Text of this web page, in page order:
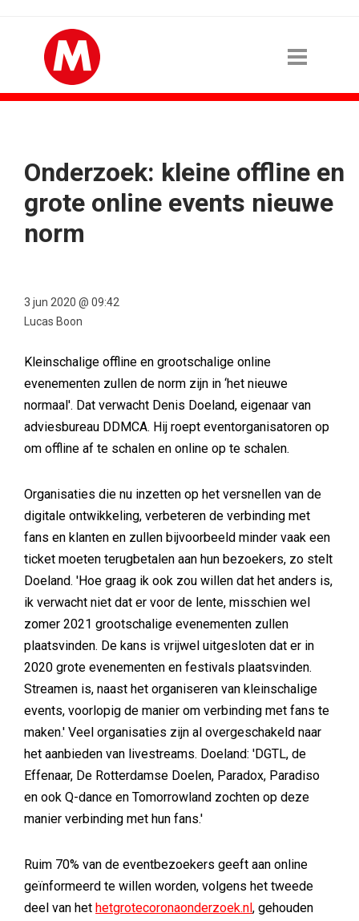
Onderzoek: kleine offline en
grote online events nieuwe
norm
3 jun 2020 @ 09:42
Lucas Boon
Kleinschalige offline en grootschalige online
evenementen zullen de norm zijn in ‘het nieuwe
normaal'. Dat verwacht Denis Doeland, eigenaar van
adviesbureau DDMCA. Hij roept eventorganisatoren op
om offline af te schalen en online op te schalen.
Organisaties die nu inzetten op het versnellen van de
digitale ontwikkeling, verbeteren de verbinding met
fans en klanten en zullen bijvoorbeeld minder vaak een
ticket moeten terugbetalen aan hun bezoekers, zo stelt
Doeland. 'Hoe graag ik ook zou willen dat het anders is,
ik verwacht niet dat er voor de lente, misschien wel
zomer 2021 grootschalige evenementen zullen
plaatsvinden. De kans is vrijwel uitgesloten dat er in
2020 grote evenementen en festivals plaatsvinden.
Streamen is, naast het organiseren van kleinschalige
events, voorlopig de manier om verbinding met fans te
maken.' Veel organisaties zijn al overgeschakeld naar
het aanbieden van livestreams. Doeland: 'DGTL, de
Effenaar, De Rotterdamse Doelen, Paradox, Paradiso
en ook Q-dance en Tomorrowland zochten op deze
manier verbinding met hun fans.'
Ruim 70% van de eventbezoekers geeft aan online
geïnformeerd te willen worden, volgens het tweede
deel van het hetgrotecoronaonderzoek.nl, gehouden